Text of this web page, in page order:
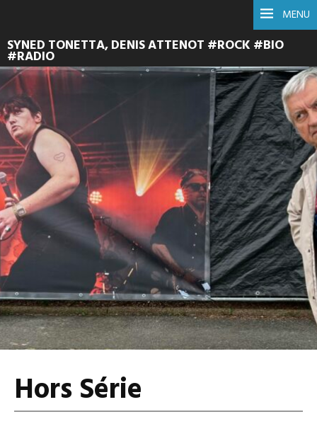
MENU
SYNED TONETTA, DENIS ATTENOT #ROCK #BIO
#RADIO
Hors Série